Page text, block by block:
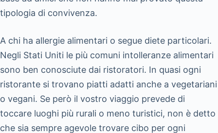
tipologia di convivenza.
A chi ha allergie alimentari o segue diete particolari.
Negli Stati Uniti le più comuni intolleranze alimentari
sono ben conosciute dai ristoratori. In quasi ogni
ristorante si trovano piatti adatti anche a vegetariani
o vegani. Se però il vostro viaggio prevede di
toccare luoghi più rurali o meno turistici, non è detto
che sia sempre agevole trovare cibo per ogni